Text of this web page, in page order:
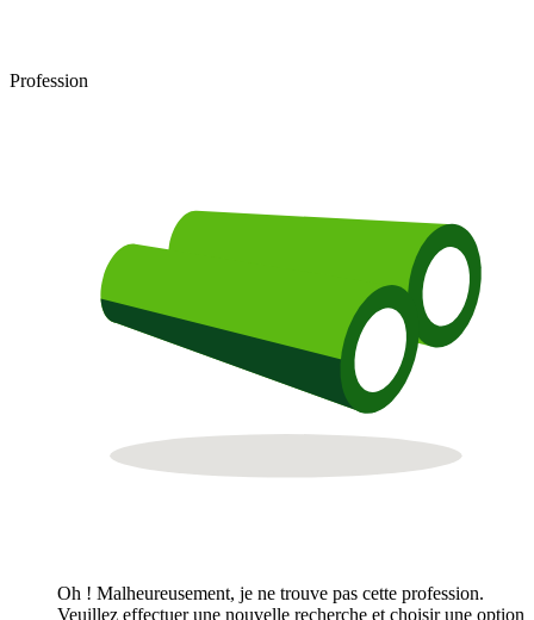
Profession
Oh ! Malheureusement, je ne trouve pas cette profession.
Veuillez effectuer une nouvelle recherche et choisir une option